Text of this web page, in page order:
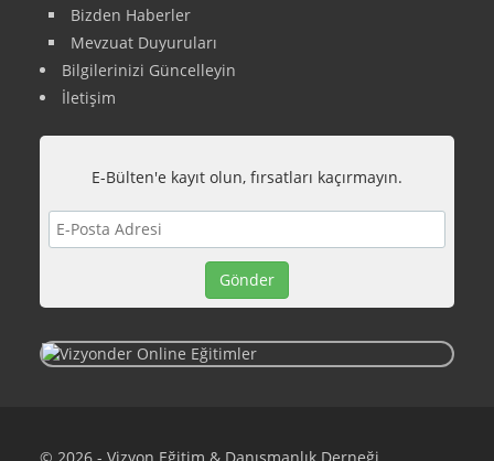
Bizden Haberler
Mevzuat Duyuruları
Bilgilerinizi Güncelleyin
İletişim
E-Bülten'e kayıt olun, fırsatları kaçırmayın.